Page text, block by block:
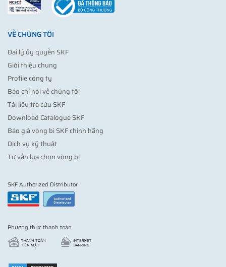
VỀ CHÚNG TÔI
Đại lý ủy quyền SKF
Giới thiệu chung
Profile công ty
Báo chí nói về chúng tôi
Tài liệu tra cứu SKF
Download Catalogue SKF
Báo giá vòng bi SKF chính hãng
Dịch vụ kỹ thuật
Tư vấn lựa chọn vòng bi
SKF Authorized Distributor
Phương thức thanh toán